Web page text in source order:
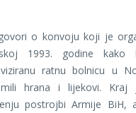
o konvoju koji je
1993. godine
ratnu bolnicu u
hrana i lijekovi.
postrojbi Armije BiH,